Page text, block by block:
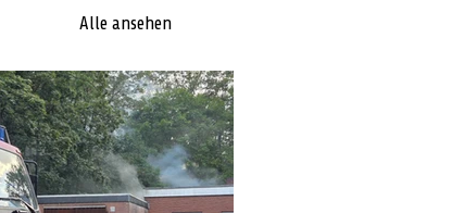
Alle ansehen